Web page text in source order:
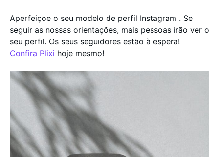
Aperfeiçoe o seu modelo de perfil Instagram . Se
seguir as nossas orientações, mais pessoas irão ver o
seu perfil. Os seus seguidores estão à espera!
Confira Plixi hoje mesmo!